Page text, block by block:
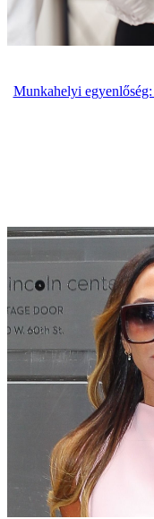
Munkahelyi